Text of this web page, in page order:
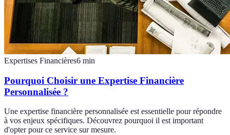
Expertises Financières6 min
Pourquoi Choisir une Expertise Financière
Personnalisée ?
Une expertise financière personnalisée est essentielle pour répondre
à vos enjeux spécifiques. Découvrez pourquoi il est important
d'opter pour ce service sur mesure.